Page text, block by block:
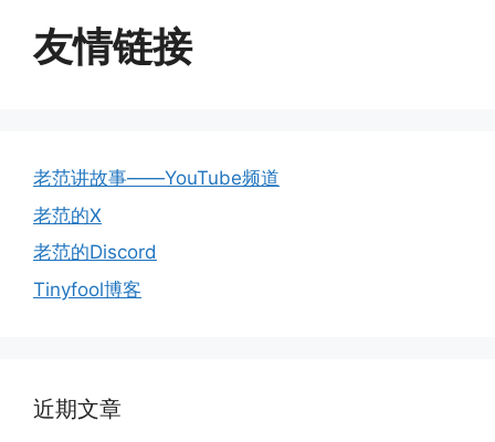
友情链接
老范讲故事——YouTube频道
老范的X
老范的Discord
Tinyfool博客
近期文章